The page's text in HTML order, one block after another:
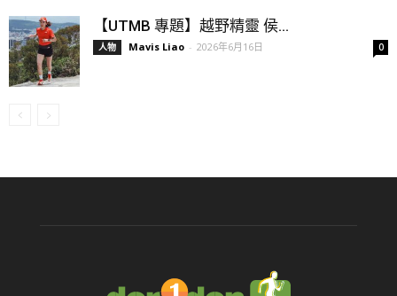
【UTMB 專題】越野精靈 侯...
人物 Mavis Liao - 2026年6月16日 0